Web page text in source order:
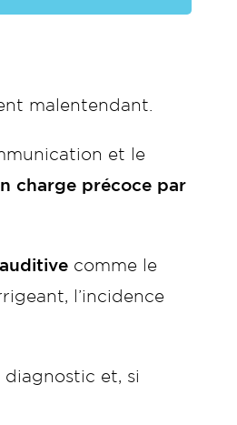
malentendant.
et le
charge précoce par
comme le
l’incidence
diagnostic et, si